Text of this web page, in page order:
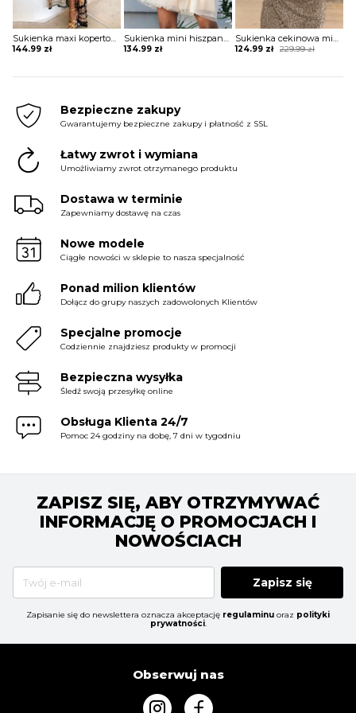
Sukienka maxi kopertowa w stylu boho
144.99 zł
Sukienka mini hiszpanka tiulowa z szerokimi rękawami
134.99 zł
Sukienka cekinowa mini z krótkim rękawem
229.99zł
Original
124.99 zł
Current
Bezpieczne zakupy
Gwarantujemy bezpieczne zakupy i płatność z SSL
Łatwy zwrot i wymiana
Umożliwiamy zwrot otrzymanego produktu
Dostawa w terminie
Zapewniamy dostawę na czas
Nowe modele
Ciągłe nowości w sklepie to nasza specjalność
Ponad milion klientów
Dołącz do grupy naszych zadowolonych Klientów
Specjalne promocje
Codziennie znajdziesz produkty w promocji
Bezpieczna wysyłka
Śledź swoją przesyłkę online
Obsługa Klienta 24/7
Pomoc 24 godziny na dobę, 7 dni w tygodniu
ZAPISZ SIĘ, ABY OTRZYMYWAĆ
INFORMACJĘ O PROMOCJACH I
NOWOŚCIACH
Zapisz się
Zapisanie się do newslettera oznacza akceptację regulaminu oraz polityki
prywatności.
Obserwuj nas